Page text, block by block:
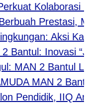
Kolaborasi
Prestasi,
Aksi
Inovasi
2 Bantul
MAN 2 Bantul
IIQ An